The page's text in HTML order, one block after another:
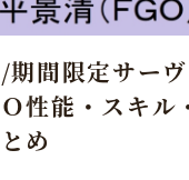
/期間限定サー
性能・スキル
め